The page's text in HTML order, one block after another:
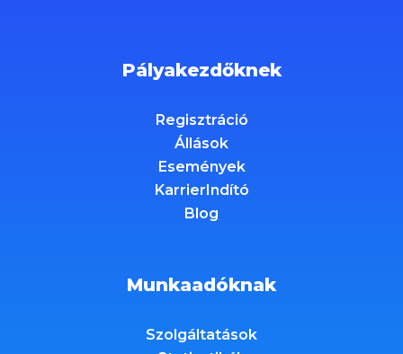
Pályakezdőknek
Regisztráció
Állások
Események
KarrierIndító
Blog
Munkaadóknak
Szolgáltatások